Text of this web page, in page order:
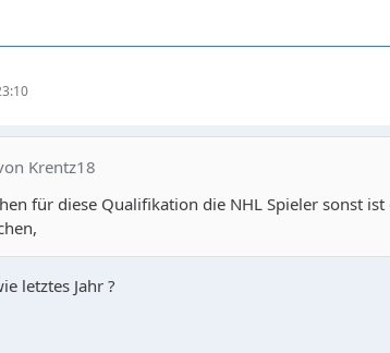
Krentz18
für diese Qualifikation die NHL Spieler sonst
letztes Jahr ?